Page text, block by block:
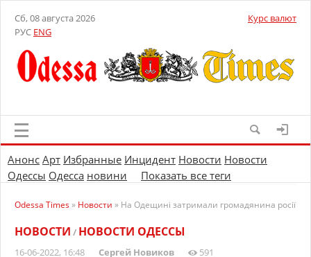
Сб, 08 августа 2026
РУС ENG
Курс валют
Анонс Арт Избранные Инцидент Новости Новости
Одессы Одесса новини Показать все теги
Odessa Times» Новости » На Одещині затримали громадянина росії
НОВОСТИ / НОВОСТИ ОДЕССЫ
16-06-2022, 16:48 Сергей Новиков
591